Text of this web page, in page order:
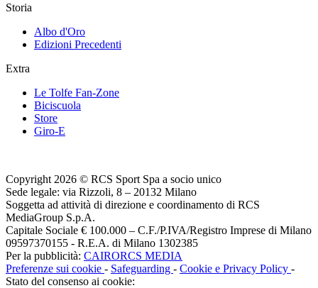
Storia
Albo d'Oro
Edizioni Precedenti
Extra
Le Tolfe Fan-Zone
Biciscuola
Store
Giro-E
Copyright 2026 © RCS Sport Spa a socio unico
Sede legale: via Rizzoli, 8 – 20132 Milano
Soggetta ad attività di direzione e coordinamento di RCS
MediaGroup S.p.A.
Capitale Sociale € 100.000 – C.F./P.IVA/Registro Imprese di Milano
09597370155 - R.E.A. di Milano 1302385
Per la pubblicità: CAIRORCS MEDIA
Preferenze sui cookie - Safeguarding - Cookie e Privacy Policy -
Stato del consenso ai cookie: